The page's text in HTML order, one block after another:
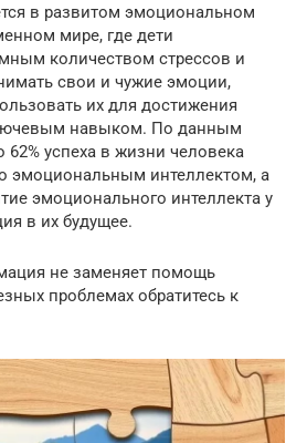
в развитом эмоциональном
мире, где дети
количеством стрессов и
свои и чужие эмоции,
их для достижения
навыком. По данным
успеха в жизни человека
эмоциональным интеллектом, а
эмоционального интеллекта у
в их будущее.
не заменяет помощь
проблемах обратитесь к